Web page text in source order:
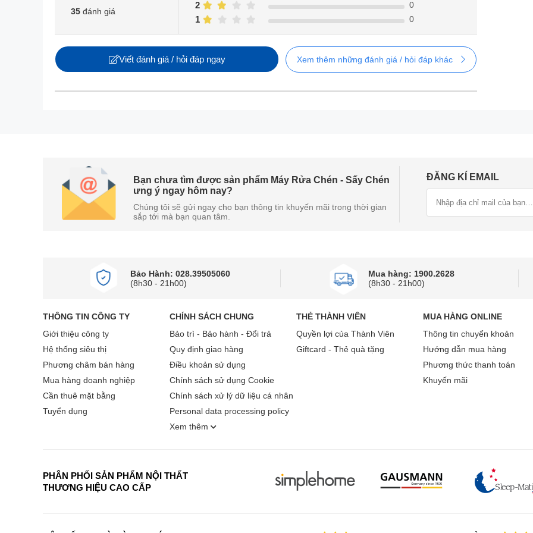
Sản phẩm có dung tích rửa lên đến 14 bộ Châu Âu, phù hợp với nhu cầu rửa chén hàng ngày của gia đình
trong được thiết kế dành cho các nước Châu Á tạo ra một không gian linh hoạt, để bạn có thể bố trí và sắp xếp
35 đánh giá
1 0
2 0
Viết đánh giá / hỏi đáp ngay Xem thêm những đánh giá / hỏi đáp khác
Bạn chưa tìm được sản phẩm Máy Rửa Chén - Sấy Chén
ưng ý ngay hôm nay?
Chúng tôi sẽ gửi ngay cho bạn thông tin khuyến mãi trong thời gian
sắp tới mà bạn quan tâm.
ĐĂNG KÍ EMAIL
Bảo Hành: 028.39505060
(8h30 - 21h00)
Mua hàng: 1900.2628
(8h30 - 21h00)
THÔNG TIN CÔNG TY
Giới thiệu công ty
Hệ thống siêu thị
Phương châm bán hàng
Mua hàng doanh nghiệp
Cần thuê mặt bằng
Tuyển dụng
CHÍNH SÁCH CHUNG
Bảo trì - Bảo hành - Đổi trả
Quy định giao hàng
Điều khoản sử dụng
Chính sách sử dụng Cookie
Chính sách xử lý dữ liệu cá nhân
Personal data processing policy
Xem thêm
THẺ THÀNH VIÊN
Quyền lợi của Thành Viên
Giftcard - Thẻ quà tặng
MUA HÀNG ONLINE
Thông tin chuyển khoản
Hướng dẫn mua hàng
Phương thức thanh toán
Khuyến mãi
PHÂN PHỐI SẢN PHẨM NỘI THẤT
THƯƠNG HIỆU CAO CẤP